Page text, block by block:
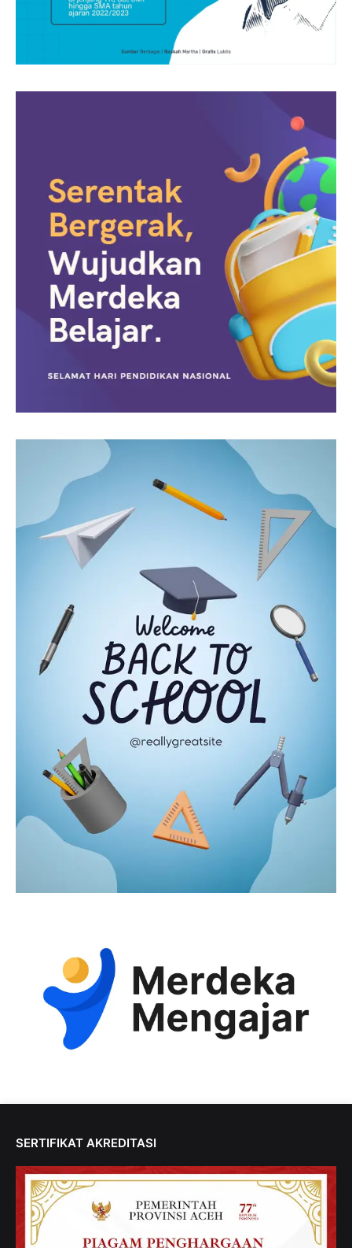
SERTIFIKAT AKREDITASI